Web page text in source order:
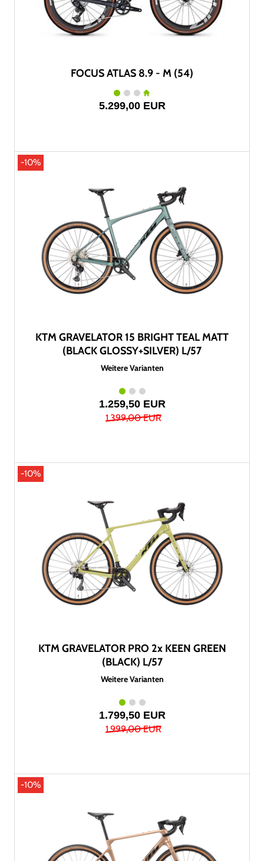
FOCUS ATLAS 8.9 - M (54)
5.299,00 EUR
-10%
KTM GRAVELATOR 15 BRIGHT TEAL MATT
(BLACK GLOSSY+SILVER) L/57
Weitere Varianten
1.259,50 EUR
1.399,00 EUR
-10%
KTM GRAVELATOR PRO 2x KEEN GREEN
(BLACK) L/57
Weitere Varianten
1.799,50 EUR
1.999,00 EUR
-10%